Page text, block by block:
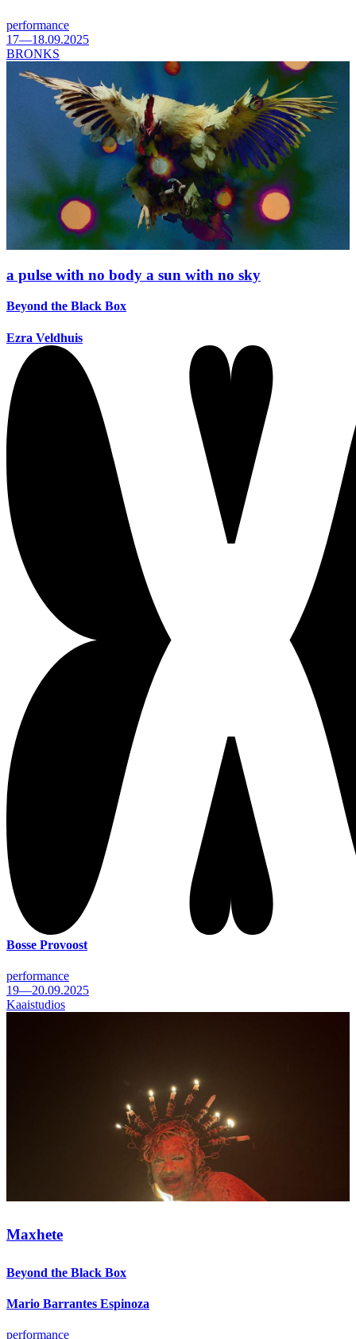
performance
17—18.09.2025
BRONKS
a pulse with no body a sun with no sky
Beyond the Black Box
Ezra Veldhuis
Bosse Provoost
performance
19—20.09.2025
Kaaistudios
Maxhete
Beyond the Black Box
Mario Barrantes Espinoza
performance